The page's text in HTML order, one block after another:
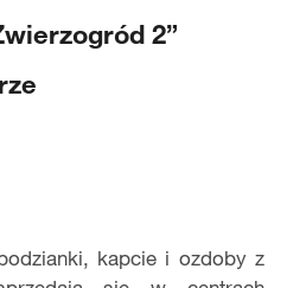
2”
kapcie i ozdoby z